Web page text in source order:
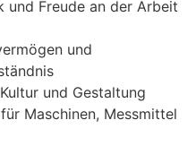
und Freude an der Arbeit
und
und Gestaltung
Maschinen, Messmittel